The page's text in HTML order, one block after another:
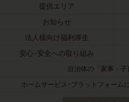
提供エリア
お知らせ
法人様向け福利厚生
安心･安全への取り組み
自治体の「家事・子
ホームサービス･プラットフォーム